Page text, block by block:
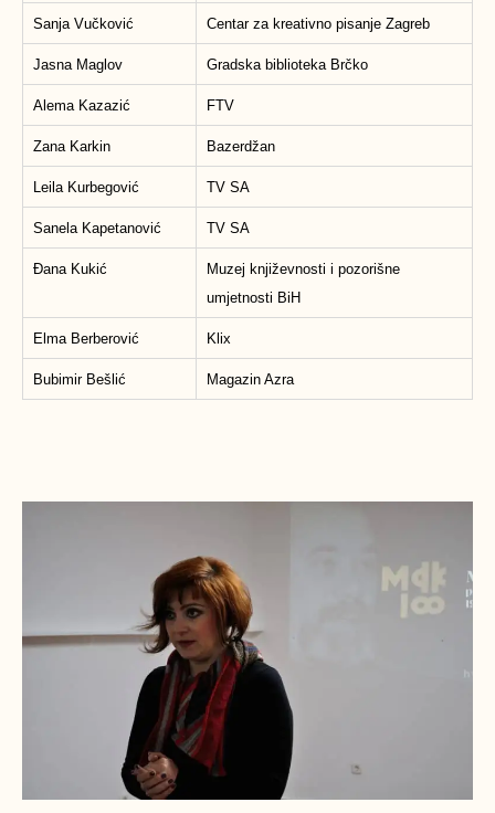
Sanja Vučković Centar za kreativno pisanje Zagreb
Jasna Maglov Gradska biblioteka Brčko
Alema Kazazić FTV
Zana Karkin Bazerdžan
Leila Kurbegović TV SA
Sanela Kapetanović TV SA
Đana Kukić
Muzej književnosti i pozorišne
umjetnosti BiH
Elma Berberović Klix
Bubimir Bešlić Magazin Azra